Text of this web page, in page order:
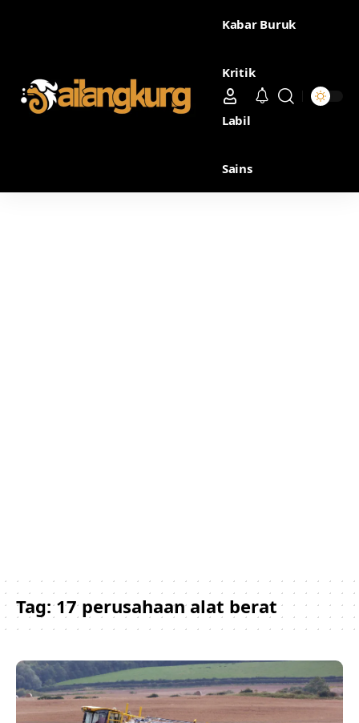
Kabar Buruk
Kritik
Labil
Sains
Tag:17 perusahaan alat berat